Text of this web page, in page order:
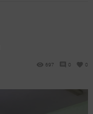
697 0 0